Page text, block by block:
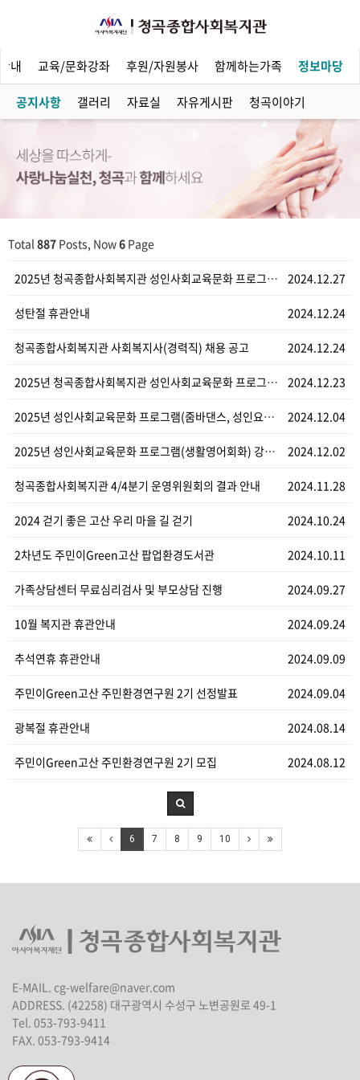
내 교육/문화강좌 후원/자원봉사 함께하는가족 정보마당
공지사항 갤러리 자료실 자유게시판 청곡이야기
Total 887 Posts, Now6 Page
2024.12.27
2025년 청곡종합사회복지관 성인사회교육문화 프로그램 …
2024.12.24
성탄절 휴관안내
2024.12.24
청곡종합사회복지관 사회복지사(경력직) 채용 공고
2024.12.23
2025년 청곡종합사회복지관 성인사회교육문화 프로그램 …
2024.12.04
2025년 성인사회교육문화 프로그램(줌바댄스, 성인요가…
2024.12.02
2025년 성인사회교육문화 프로그램(생활영어회화) 강사…
2024.11.28
청곡종합사회복지관 4/4분기 운영위원회의 결과 안내
2024.10.24
2024 걷기 좋은 고산 우리 마을 길 걷기
2024.10.11
2차년도 주민이Green고산 팝업환경도서관
2024.09.27
가족상담센터 무료심리검사 및 부모상담 진행
2024.09.24
10월 복지관 휴관안내
2024.09.09
추석연휴 휴관안내
2024.09.04
주민이Green고산 주민환경연구원 2기 선정발표
2024.08.14
광복절 휴관안내
2024.08.12
주민이Green고산 주민환경연구원 2기 모집
6 7 8 9 10
E-MAIL. cg-welfare@naver.com
ADDRESS. (42258) 대구광역시 수성구 노변공원로 49-1
Tel. 053-793-9411
FAX. 053-793-9414